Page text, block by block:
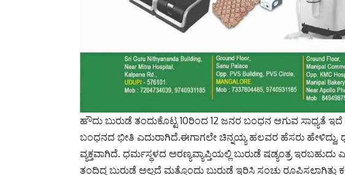
ಹೌದು ಬುರುಡೆ ತಂದುಕೊಟ್ಟ 10ರಿಂದ 12 ಜನರ ಬಂಧನ ಆಗುವ ಸಾಧ್ಯತೆ
ಬಂಧನದ ಭೀತಿ ಎದುರಾಗಿದೆ.ಈಗಾಗಲೇ ಚಿನ್ನಯ್ಯ ಹಲವರ ಹೆಸರು ಹೇಳಿದ್ದು,
ವ್ಯಕ್ತವಾಗಿದೆ. ಧರ್ಮಸ್ಥಳದ ಅರಣ್ಯವ್ಯಾಪ್ತಿಯಲ್ಲಿ ಬುರುಡೆ ಷಡ್ಯಂತ್ರ
ತಂದಿದ್ದ ಬುರುಡೆ ಅಲ್ಲದೆ ಮತ್ತೊಂದು ಬುರುಡೆ ಇರಿಸಿ ಸಂಚು